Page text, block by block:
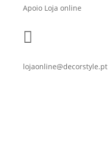
Apoio Loja online

lojaonline@decorstyle.pt